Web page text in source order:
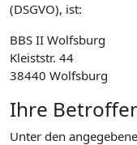
(DSGVO), ist:
BBS II Wolfsburg
Kleiststr. 44
38440 Wolfsburg
Ihre
Unter den